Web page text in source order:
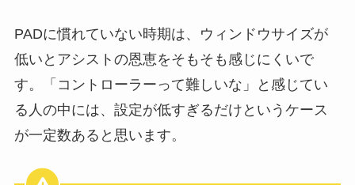
PADに慣れていない時期は、ウィンドウサイズが
低いとアシストの恩恵をそもそも感じにくいで
す。「コントローラーって難しいな」と感じてい
る人の中には、設定が低すぎるだけというケース
が一定数あると思います。